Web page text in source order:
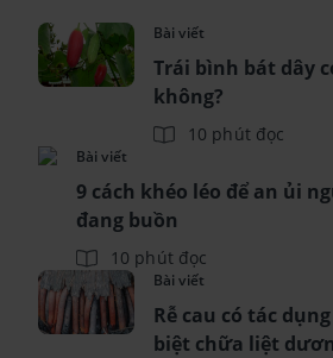
Bài viết
Trái bình bát dây
không?
10 phút đọc
Bài viết
9 cách khéo léo để an ủi
đang buồn
10 phút đọc
Bài viết
Rễ cau có tác
biệt chữa liệt